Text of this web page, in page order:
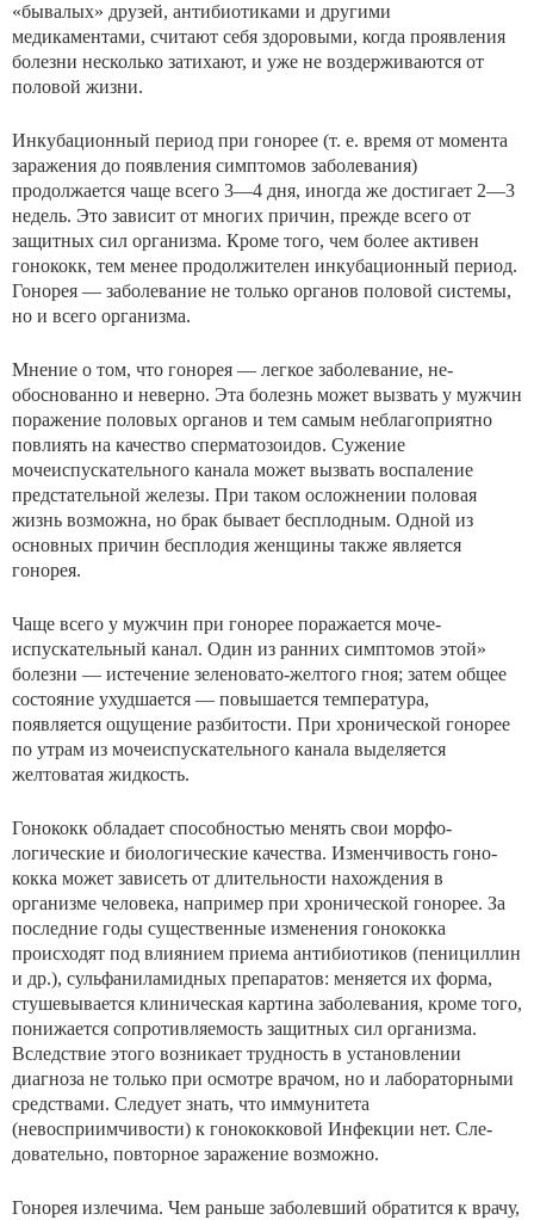
«бывалых» друзей, антибиотиками и дру­гими
медикаментами, считают себя здоровыми, когда проявления
болезни несколько затихают, и уже не воздер­живаются от
половой жизни.
Инкубационный период при гонорее (т. е. время от мо­мента
заражения до появления симптомов заболевания)
продолжается чаще всего 3—4 дня, иногда же достигает 2—3
недель. Это зависит от многих причин, прежде все­го от
защитных сил организма. Кроме того, чем более активен
гонококк, тем менее продолжителен инкубацион­ный период.
Гонорея — заболевание не только органов половой системы,
но и всего организма.
Мнение о том, что гонорея — легкое заболевание, не­
обоснованно и неверно. Эта болезнь может вызвать у мужчин
поражение половых органов и тем самым не­благоприятно
повлиять на качество сперматозоидов. Су­жение
мочеиспускательного канала может вызвать вос­паление
предстательной железы. При таком осложнении половая
жизнь возможна, но брак бывает бесплодным. Одной из
основных причин бесплодия женщины также является
гонорея.
Чаще всего у мужчин при гонорее поражается моче­
испускательный канал. Один из ранних симптомов этой»
болезни — истечение зеленовато-желтого гноя; затем об­щее
состояние ухудшается — повышается температура,
появляется ощущение разбитости. При хронической гоно­рее
по утрам из мочеиспускательного канала выделяется
желтоватая жидкость.
Гонококк обладает способностью менять свои морфо­
логические и биологические качества. Изменчивость гоно­
кокка может зависеть от длительности нахождения в
организме человека, например при хронической гонорее. За
последние годы существенные изменения гонококка
происходят под влиянием приема антибиотиков (пеницил­лин
и др.), сульфаниламидных препаратов: меняется их форма,
стушевывается клиническая картина заболевания, кроме того,
понижается сопротивляемость защитных сил организма.
Вследствие этого возникает трудность в уста­новлении
диагноза не только при осмотре врачом, но и лабораторными
средствами. Следует знать, что иммуните­та
(невосприимчивости) к гонококковой Инфекции нет. Сле­
довательно, повторное заражение возможно.
Гонорея излечима. Чем раньше заболевший обратит­ся к врачу,